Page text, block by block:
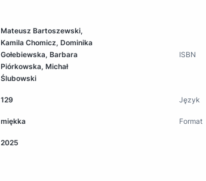
Mateusz Bartoszewski,
Kamila Chomicz, Dominika
Gołebiewska, Barbara
Piórkowska, Michał
Ślubowski
ISBN
129 Język
miękka Format
2025